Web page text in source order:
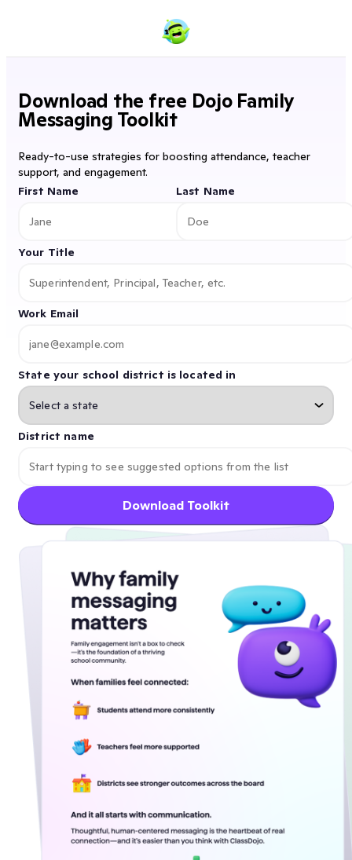
Download the free Dojo Family
Messaging Toolkit
Ready-to-use strategies for boosting attendance, teacher
support, and engagement.
First Name
Last Name
Your Title
Work Email
State your school district is located in
District name
Download Toolkit